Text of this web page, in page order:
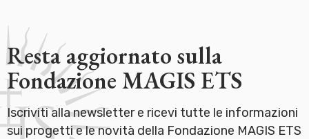
Resta aggiornato sulla
Fondazione MAGIS ETS
Iscriviti alla newsletter e ricevi tutte le informazioni
sui progetti e le novità della Fondazione MAGIS ETS